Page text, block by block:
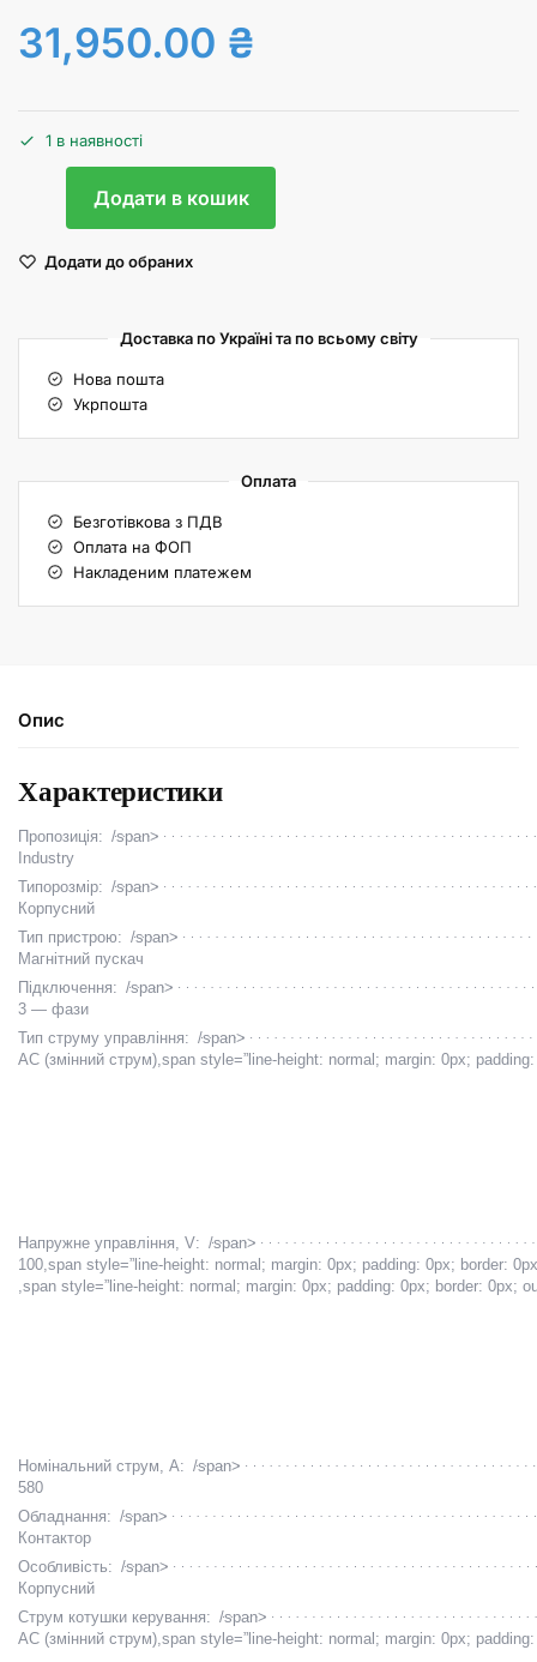
31,950.00 ₴
1 в наявності
Додати в кошик
Додати до обраних
Доставка по Україні та по всьому світу
Нова пошта
Укрпошта
Оплата
Безготівкова з ПДВ
Оплата на ФОП
Накладеним платежем
Опис
Характеристики
Пропозиція: /span>
Industry
Типорозмір: /span>
Корпусний
Тип пристрою: /span>
Магнітний пускач
Підключення: /span>
3 — фази
Тип струму управління: /span>
AC (змінний струм) ,span style=”line-height: normal; margin: 0px;
Напружне управління, V: /span>
100 ,span style=”line-height: normal; margin: 0px; padding: 0px; border:
,span style=”line-height: normal; margin: 0px; padding: 0px; border: 0px;
Номінальний струм, А: /span>
580
Обладнання: /span>
Контактор
Особливість: /span>
Корпусний
Струм котушки керування: /span>
AC (змінний струм) ,span style=”line-height: normal; margin: 0px;